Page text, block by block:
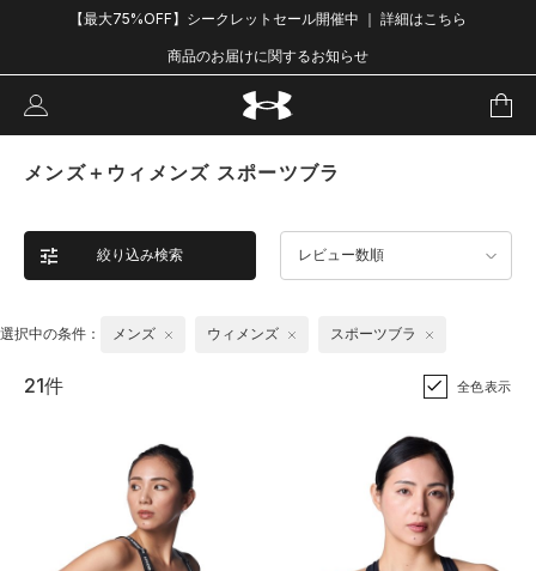
【最大75%OFF】シークレットセール開催中 ｜ 詳細はこちら
商品のお届けに関するお知らせ
メンズ＋ウィメンズ スポーツブラ
絞り込み検索 レビュー数順
選択中の条件： メンズ ウィメンズ スポーツブラ
21件 全色表示